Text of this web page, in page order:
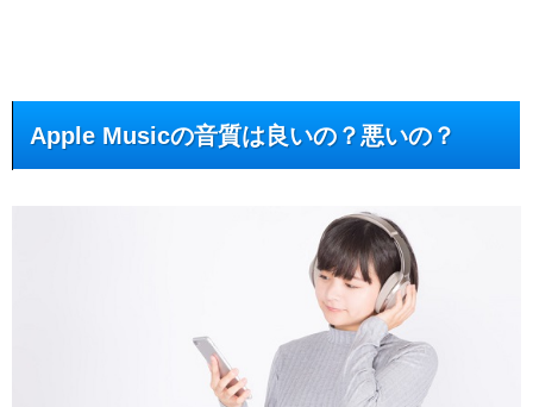
Apple Musicの音質は良いの？悪いの？